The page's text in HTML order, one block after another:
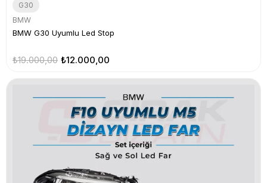
G30
BMW
BMW G30 Uyumlu Led Stop
₺12.000,00
₺19.000,00